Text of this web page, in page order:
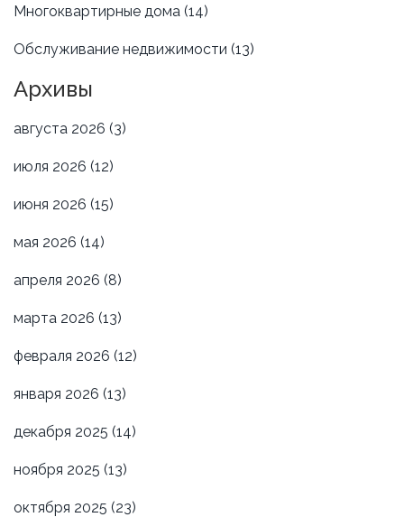
Многоквартирные дома (14)
Обслуживание недвижимости (13)
Архивы
августа 2026 (3)
июля 2026 (12)
июня 2026 (15)
мая 2026 (14)
апреля 2026 (8)
марта 2026 (13)
февраля 2026 (12)
января 2026 (13)
декабря 2025 (14)
ноября 2025 (13)
октября 2025 (23)